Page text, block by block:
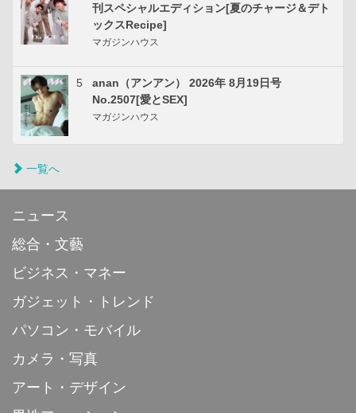
刊スペシャルエディション[夏のチャージ＆デト
ックスRecipe]
マガジンハウス
5
anan（アンアン） 2026年 8月19日号
No.2507[愛とSEX]
マガジンハウス
一覧へ
ニュース
総合・文藝
ビジネス・マネー
ガジェット・トレンド
パソコン・モバイル
カメラ・写真
アート・デザイン